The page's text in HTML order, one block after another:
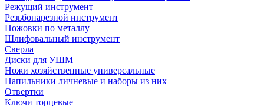
Режущий инструмент
Резьбонарезной инструмент
Ножовки по металлу
Шлифовальный инструмент
Сверла
Диски для УШМ
Ножи хозяйственные универсальные
Напильники личневые и наборы из них
Отвертки
Ключи торцевые